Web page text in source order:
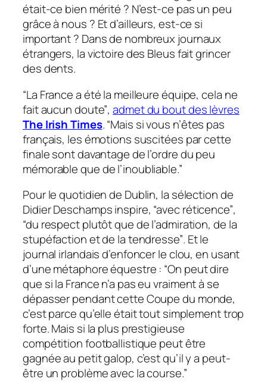
était-ce bien mérité ? N’est-ce pas un peu
grâce à nous ? Et d’ailleurs, est-ce si
important ? Dans de nombreux journaux
étrangers, la victoire des Bleus fait grincer
des dents.
“La France a été la meilleure équipe, cela ne
fait aucun doute”,admet du bout des lèvres
The Irish Times.“Mais si vous n’êtes pas
français, les émotions suscitées par cette
finale sont davantage de l’ordre du peu
mémorable que de l’inoubliable.”
Pour le quotidien de Dublin, la sélection de
Didier Deschamps inspire, “avec réticence”,
“du respect plutôt que de l’admiration, de la
stupéfaction et de la tendresse”. Et le
journal irlandais d’enfoncer le clou, en usant
d’une métaphore équestre : “On peut dire
que si la France n’a pas eu vraiment à se
dépasser pendant cette Coupe du monde,
c’est parce qu’elle était tout simplement trop
forte. Mais si la plus prestigieuse
compétition footballistique peut être
gagnée au petit galop, c’est qu’il y a peut-
être un problème avec la course.”